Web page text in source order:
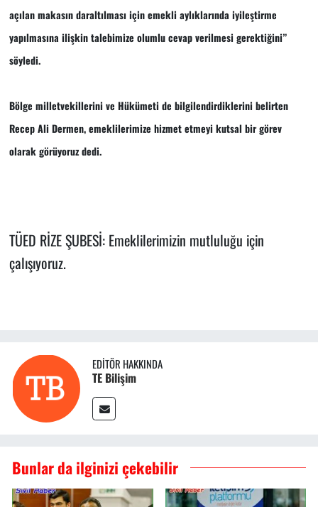
açılan makasın daraltılması için emekli aylıklarında iyileştirme
yapılmasına ilişkin talebimize olumlu cevap verilmesi gerektiğini”
söyledi.
Bölge milletvekillerini ve Hükümeti de bilgilendirdiklerini belirten
Recep Ali Dermen, emeklilerimize hizmet etmeyi kutsal bir görev
olarak görüyoruz dedi.
TÜED RİZE ŞUBESİ: Emeklilerimizin mutluluğu için
çalışıyoruz.
EDITÖR HAKKINDA
TE Bilişim
Bunlar da ilginizi çekebilir